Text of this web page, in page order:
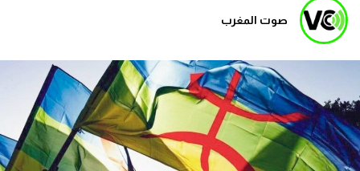
صوت المغرب